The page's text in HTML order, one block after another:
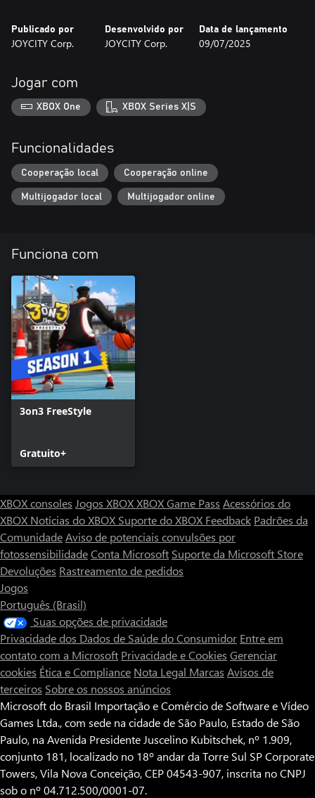
Publicado por
JOYCITY Corp.
Desenvolvido por
JOYCITY Corp.
Data de lançamento
09/07/2025
Jogar com
XBOX One XBOX Series X|S
Funcionalidades
Cooperação local Cooperação online
Multijogador local Multijogador online
Funciona com
3on3 FreeStyle
Gratuito+
XBOX consoles Jogos XBOXXBOX Game Pass Acessórios do
XBOX Notícias do XBOX Suporte do XBOX Feedback Padrões da
ComunidadeAviso de potenciais convulsões por
fotossensibilidadeConta Microsoft Suporte da Microsoft Store
Devoluções Rastreamento de pedidos
Jogos
Português (Brasil)
Suas opções de privacidade
Privacidade dos Dados de Saúde do Consumidor Entre em
contato com a Microsoft Privacidade e Cookies Gerenciar
cookies Ética e Compliance Nota Legal Marcas Avisos de
terceiros Sobre os nossos anúncios
Microsoft do Brasil Importação e Comércio de Software e Vídeo
Games Ltda., com sede na cidade de São Paulo, Estado de São
Paulo, na Avenida Presidente Juscelino Kubitschek, nº 1.909,
conjunto 181, localizado no 18º andar da Torre Sul SP Corporate
Towers, Vila Nova Conceição, CEP 04543-907, inscrita no CNPJ
sob o nº 04.712.500/0001-07.